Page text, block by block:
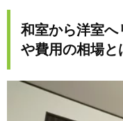
和室から洋室へ
や費用の相場と